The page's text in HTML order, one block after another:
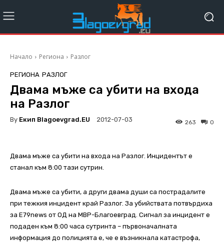
Начало Региона Разлог
РЕГИОНА РАЗЛОГ
Двама мъже са убити на входа
на Разлог
By Екип Blagoevgrad.EU 2012-07-03 0
263
Двама мъже са убити на входа на Разлог. Инцидентът е
станал към 8:00 тази сутрин.
Двама мъже са убити, а други двама души са пострадалите
при тежкия инцидент край Разлог. За убийствата потвърдиха
за E79news от ОД на МВР-Благоевград. Сигнал за инцидент е
подаден към 8:00 часа сутринта – първоначалната
информация до полицията е, че е възникнала катастрофа,